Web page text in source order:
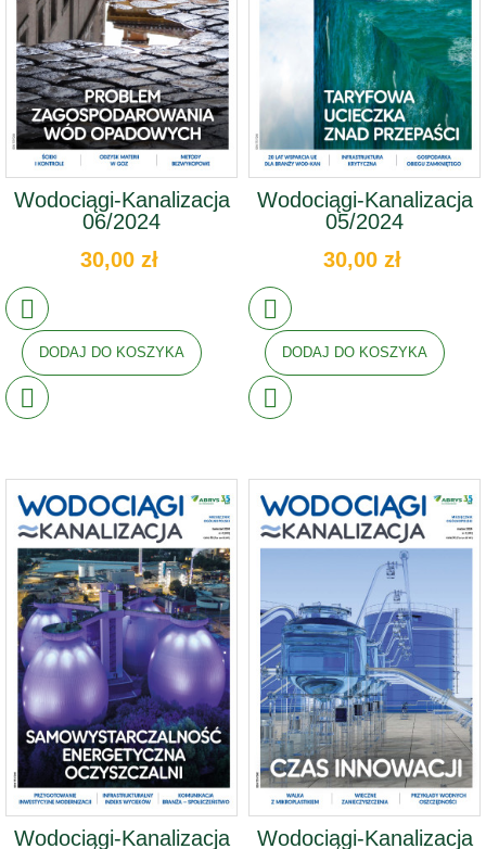
Wodociągi-Kanalizacja
06/2024
30,00 zł
DODAJ DO KOSZYKA
Wodociągi-Kanalizacja
05/2024
30,00 zł
DODAJ DO KOSZYKA
Wodociągi-Kanalizacja
Wodociągi-Kanalizacja